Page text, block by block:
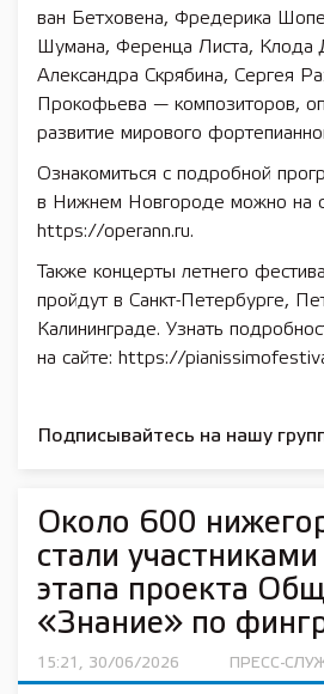
ван Бетховена, Фредерика
Шумана, Ференца Листа, Клода
Александра Скрябина, Сергея
Прокофьева — композиторов,
развитие мирового
Ознакомиться с подробной
в Нижнем Новгороде можно на
https://operann.ru.
Также концерты летнего
пройдут в Санкт-Петербурге,
Калининграде. Узнать
на сайте: https://
Подписывайтесь на нашу
Около 600
стали
этапа проекта
«Знание» по
15:21, 30/06/2026 ПРЕСС-